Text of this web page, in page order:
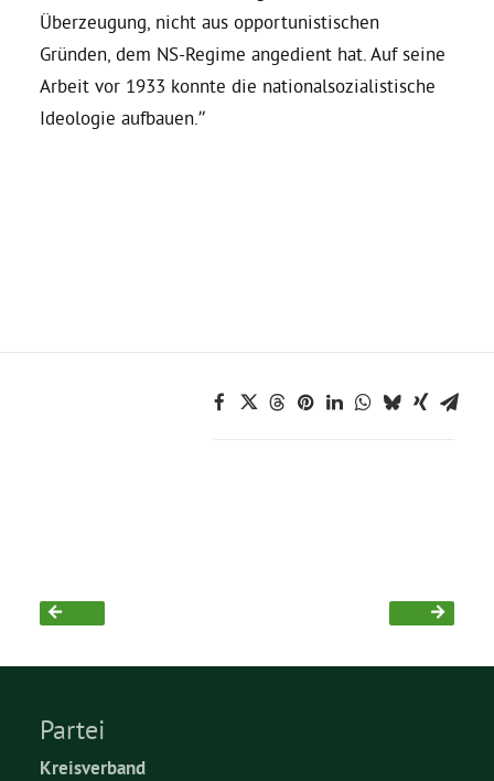
Grüne Jugend
CampusGrün
Überzeugung, nicht aus opportunistischen
Gründen, dem NS-Regime angedient hat. Auf seine
Arbeit vor 1933 konnte die nationalsozialistische
Ideologie aufbauen.”
Partei
Kreisverband